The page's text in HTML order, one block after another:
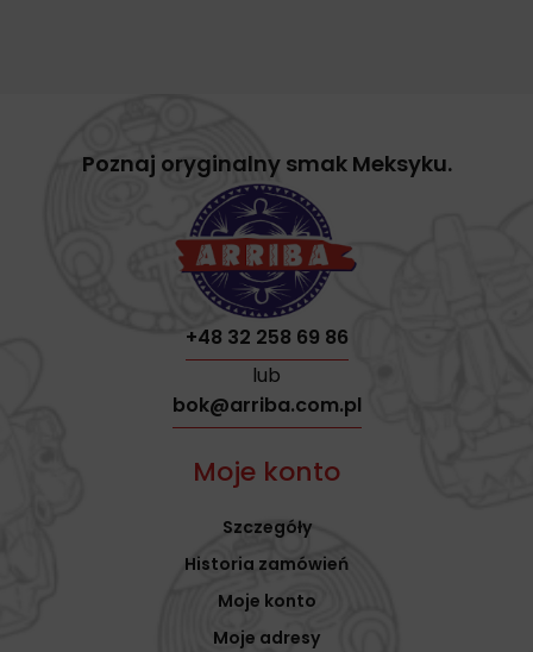
Poznaj oryginalny smak Meksyku.
+48 32 258 69 86
lub
bok@arriba.com.pl
Moje konto
Szczegóły
Historia zamówień
Moje konto
Moje adresy